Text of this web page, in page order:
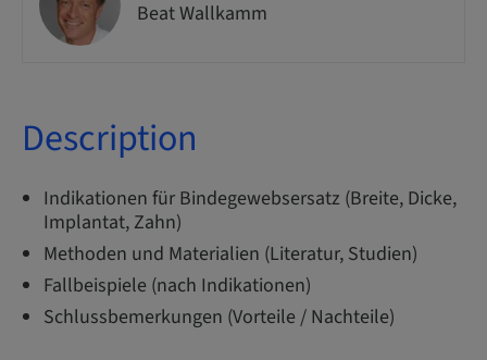
Beat Wallkamm
Description
Indikationen für Bindegewebsersatz (Breite, Dicke,
Implantat, Zahn)
Methoden und Materialien (Literatur, Studien)
Fallbeispiele (nach Indikationen)
Schlussbemerkungen (Vorteile / Nachteile)